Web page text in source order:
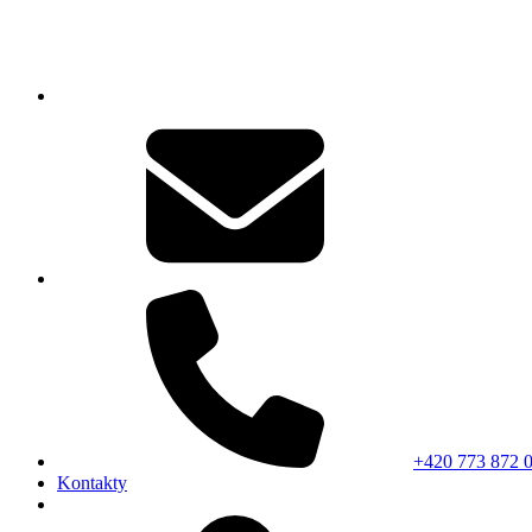
+420 773 872
Kontakty